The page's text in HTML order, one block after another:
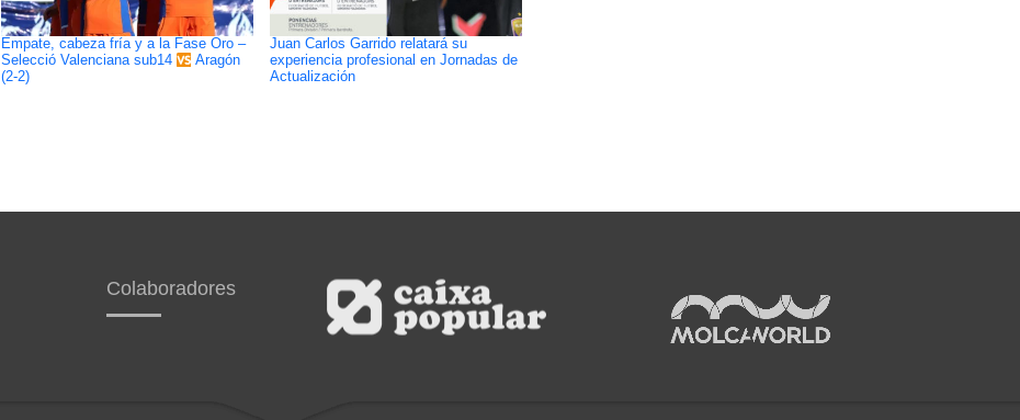
Empate, cabeza fría y a la Fase Oro –
Selecció Valenciana sub14
Aragón
(2-2)
Juan Carlos Garrido relatará su
experiencia profesional en Jornadas de
Actualización
Colaboradores